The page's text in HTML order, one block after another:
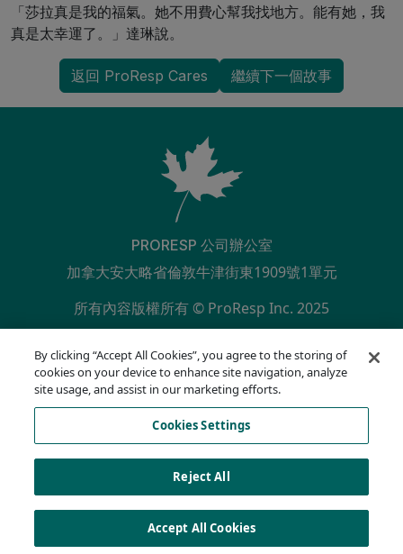
「莎拉真是我的福氣。她不用費心幫我找地方。能有她，我
真是太幸運了。」達琳說。
返回 ProResp Cares 繼續下一個故事
PRORESP 公司辦公室
加拿大安大略省倫敦牛津街東1909號1單元
所有內容版權所有 © ProResp Inc. 2025
SECONDARY MENU
隱私權政策
合規熱線
使用條款
AODA
Cookies Settings
By clicking “Accept All Cookies”, you agree to the storing of
cookies on your device to enhance site navigation, analyze
site usage, and assist in our marketing efforts.
Cookies Settings
Reject All
Accept All Cookies